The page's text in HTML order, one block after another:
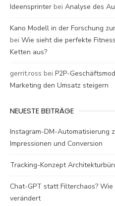
Ideensprinter bei Analyse des
Kano Modell in der Forschung
bei Wie sieht die perfekte
Ketten aus?
gerrit.ross bei P2P-
Marketing den Umsatz steigern
NEUESTE BEITRÄGE
Instagram-DM-Automatisierung
Impressionen und Conversion
Tracking-Konzept
Chat-GPT statt Filterchaos?
verändert